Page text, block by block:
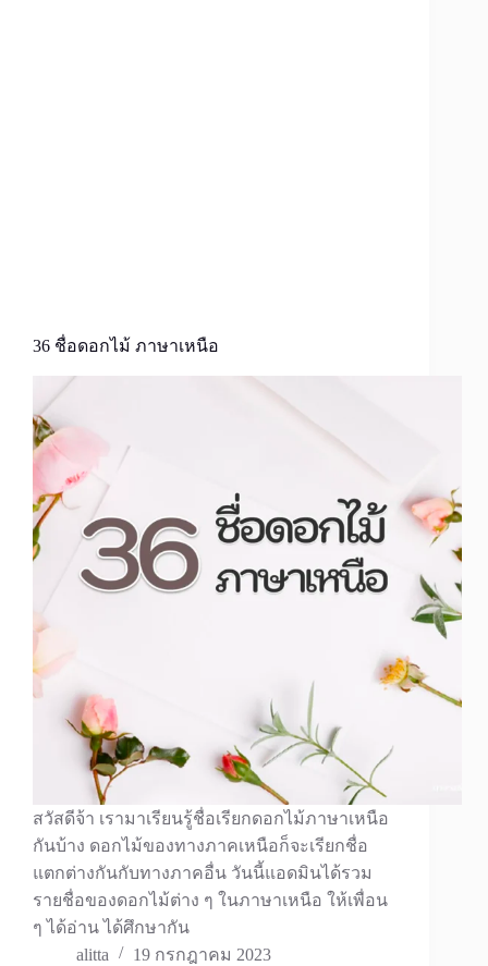
36 ชื่อดอกไม้ ภาษาเหนือ
สวัสดีจ้า เรามาเรียนรู้ชื่อเรียกดอกไม้ภาษาเหนือ
กันบ้าง ดอกไม้ของทางภาคเหนือก็จะเรียกชื่อ
แตกต่างกันกับทางภาคอื่น วันนี้แอดมินได้รวม
รายชื่อของดอกไม้ต่าง ๆ ในภาษาเหนือ ให้เพื่อน
ๆ ได้อ่าน ได้ศึกษากัน
alitta
19 กรกฎาคม 2023